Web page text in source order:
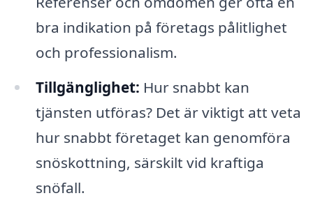
bra indikation på företags pålitlighet
och professionalism.
Tillgänglighet: Hur snabbt kan
tjänsten utföras? Det är viktigt att veta
hur snabbt företaget kan genomföra
snöskottning, särskilt vid kraftiga
snöfall.